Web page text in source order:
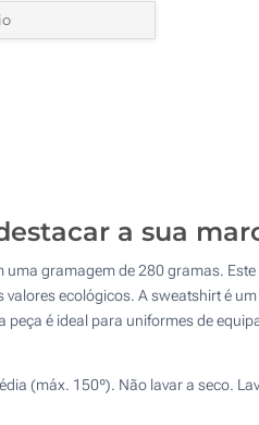
lado)
a sua
gramagem de 280 gramas. Este
ecológicos. A sweatshirt é
é ideal para uniformes de
(máx. 150º). Não lavar a seco.